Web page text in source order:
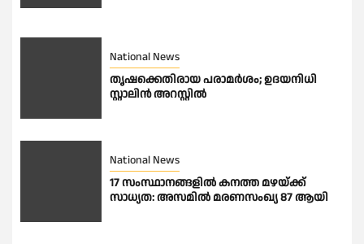
National News
തൃഷക്കെതിരായ പരാമർശം; ഉദയനിധി
സ്റ്റാലിൻ അറസ്റ്റിൽ
National News
17 സംസ്ഥാനങ്ങളിൽ കനത്ത മഴയ്ക്ക്
സാധ്യത: അസമിൽ മരണസംഖ്യ 87 ആയി